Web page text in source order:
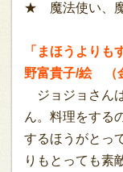
★ 魔法使い、
「まほうより
野富貴子/絵 （
ジョジョさん
ん。料理をする
するほうがとっ
りもとっても素